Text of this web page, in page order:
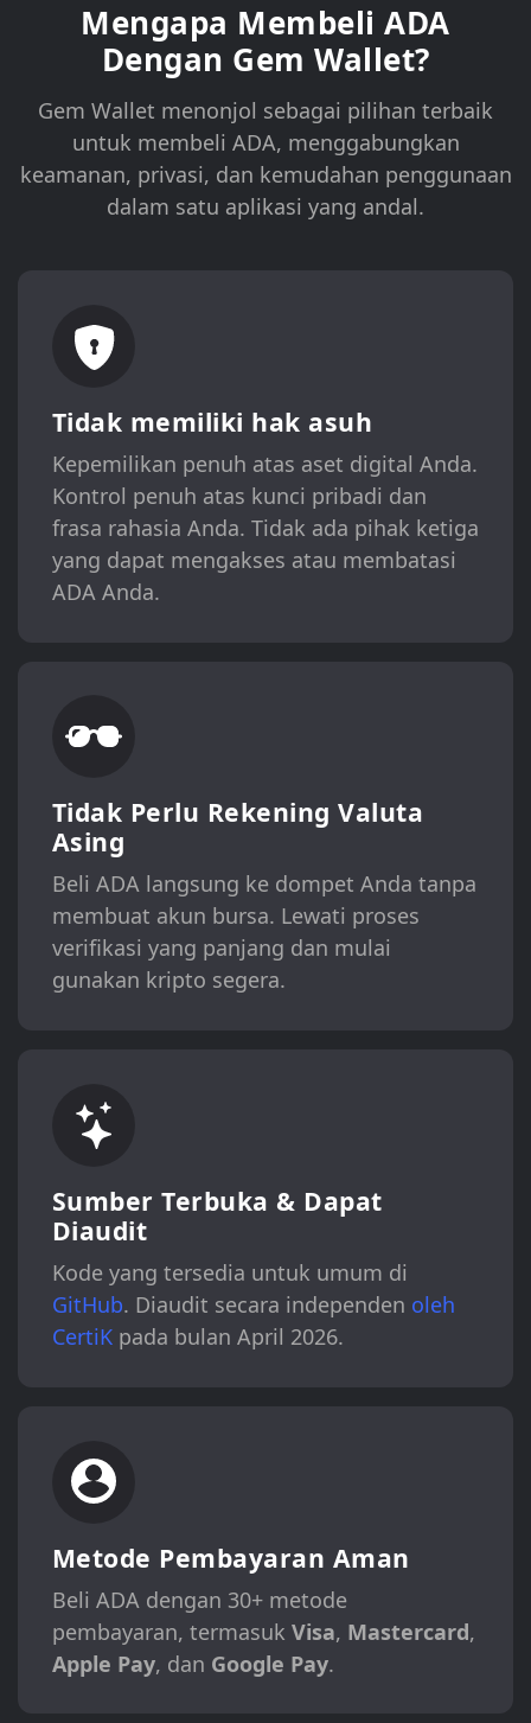
Mengapa Membeli ADA
Dengan Gem Wallet?
Gem Wallet menonjol sebagai pilihan terbaik
untuk membeli ADA, menggabungkan
keamanan, privasi, dan kemudahan penggunaan
dalam satu aplikasi yang andal.
Tidak memiliki hak asuh
Kepemilikan penuh atas aset digital Anda.
Kontrol penuh atas kunci pribadi dan
frasa rahasia Anda. Tidak ada pihak ketiga
yang dapat mengakses atau membatasi
ADA Anda.
Tidak Perlu Rekening Valuta
Asing
Beli ADA langsung ke dompet Anda tanpa
membuat akun bursa. Lewati proses
verifikasi yang panjang dan mulai
gunakan kripto segera.
Sumber Terbuka & Dapat
Diaudit
Kode yang tersedia untuk umum di
GitHub. Diaudit secara independen oleh
CertiKpada bulan April 2026.
Metode Pembayaran Aman
Beli ADA dengan 30+ metode
pembayaran, termasuk Visa, Mastercard,
Apple Pay, dan Google Pay.